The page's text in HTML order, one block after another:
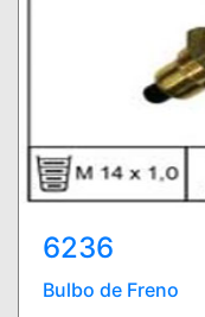
6236
Bulbo de Freno